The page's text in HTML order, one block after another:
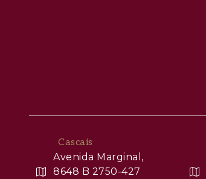
Cascais
Avenida Marginal,
8648 B 2750-427